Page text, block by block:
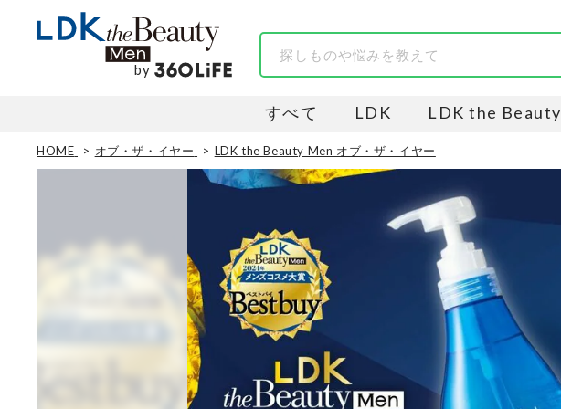
by
すべて LDK LDK the Beauty
HOME オブ・ザ・イヤー LDK the Beauty Men オブ・ザ・イヤー